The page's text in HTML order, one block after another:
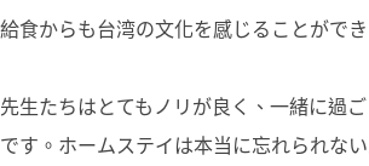
給食からも台湾の文化を感じることができ
先生たちはとてもノリが良く、一緒に過
です。ホームステイは本当に忘れられな